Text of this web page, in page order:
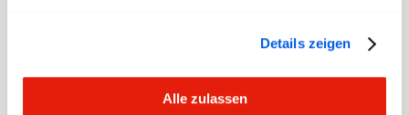
Details zeigen
Alle zulassen
réponde aux besoins et aux revendications du